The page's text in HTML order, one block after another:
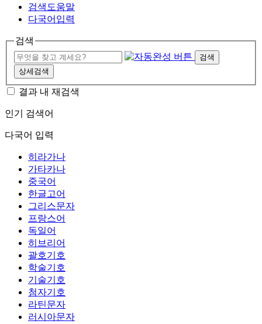
검색도움말
다국어입력
검색
검색
상세검색
결과 내 재검색
인기 검색어
다국어 입력
히라가나
가타카나
중국어
한글고어
그리스문자
프랑스어
독일어
히브리어
괄호기호
학술기호
기술기호
첨자기호
라틴문자
러시아문자